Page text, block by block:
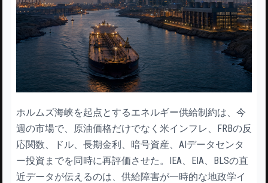
ホルムズ海峡を起点とするエネルギー供給制約は、今
週の市場で、原油価格だけでなく米インフレ、FRBの反
応関数、ドル、長期金利、暗号資産、AIデータセンタ
ー投資までを同時に再評価させた。IEA、EIA、BLSの直
近データが伝えるのは、供給障害が一時的な地政学イ